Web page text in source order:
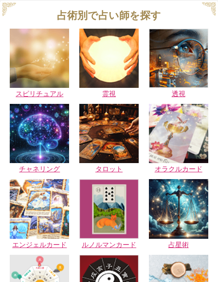
占術別で占い師を探す
スピリチュアル 霊視 透視
チャネリング タロット オラクルカード
エンジェルカード ルノルマンカード 占星術